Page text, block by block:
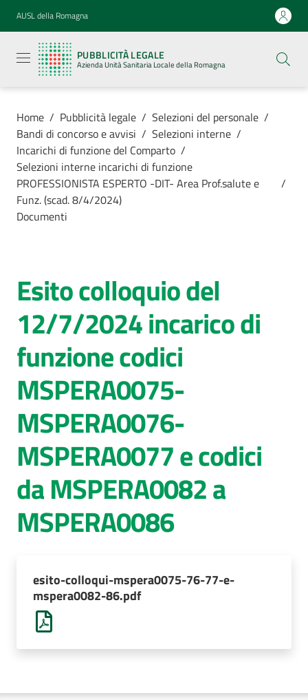
Vai al contenuto
Vai alla navigazione
Vai al footer
AUSL della Romagna
PUBBLICITÀ LEGALE
Azienda Unità Sanitaria Locale della Romagna
legale
Azienda
Unità
Locale della
Azienda
cura
AUSL
Comunica
Home / Pubblicità legale / Selezioni del personale /
Bandi di concorso e avvisi / Selezioni interne /
Incarichi di funzione del Comparto /
Selezioni interne incarichi di funzione
PROFESSIONISTA ESPERTO -DIT- Area Prof.salute e
Funz. (scad. 8/4/2024)
/
Documenti
Esito colloquio del
12/7/2024 incarico di
funzione codici
MSPERA0075-
MSPERA0076-
MSPERA0077 e codici
da MSPERA0082 a
MSPERA0086
esito-colloqui-mspera0075-76-77-e-
mspera0082-86.pdf